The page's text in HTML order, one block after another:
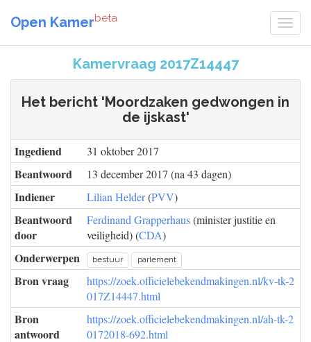
Open Kamerbeta
Kamervraag 2017Z14447
Het bericht 'Moordzaken gedwongen in
de ijskast'
Ingediend 31 oktober 2017
Beantwoord 13 december 2017 (na 43 dagen)
Indiener Lilian Helder(PVV)
Beantwoord
door
Ferdinand Grapperhaus(minister justitie en
veiligheid) (CDA)
Onderwerpen bestuur parlement
Bron vraag
https://zoek.officielebekendmakingen.nl/kv-tk-2
017Z14447.html
Bron
antwoord
https://zoek.officielebekendmakingen.nl/ah-tk-2
0172018-692.html